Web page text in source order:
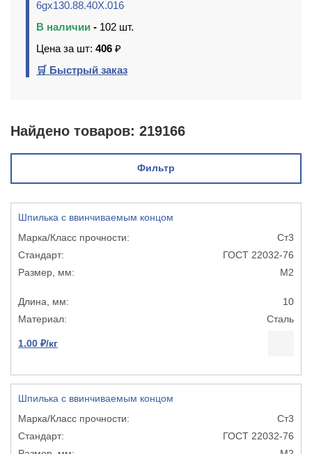
6gх130.88.40Х.016
В наличии - 102 шт.
Цена за шт: 406 ₽
🛒 Быстрый заказ
Найдено товаров: 219166
Фильтр
Шпилька с ввинчиваемым концом
Ст3
ГОСТ 22032-76
М2
10
Сталь
1.00 ₽/кг
Шпилька с ввинчиваемым концом
Ст3
ГОСТ 22032-76